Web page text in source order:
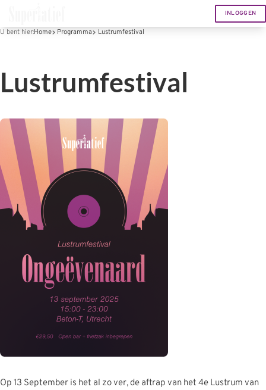
INLOGGEN
U bent hier:Home Programma Lustrumfestival
Lustrumfestival
Op 13 September is het al zo ver, de aftrap van het 4e Lustrum van